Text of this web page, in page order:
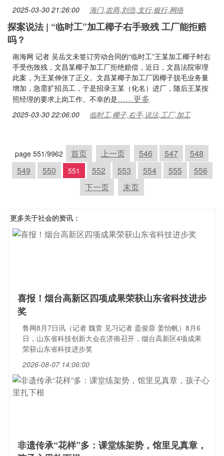
2025-03-30 21:26:00 海门,农商,刘浩,支行,银行,网络
探案说法 | “临时工”加工椰子右手致残 工厂能拒赔
吗？
南海网 记者 吴岳文未签订劳动合同的“临时工”王某加工椰子时右
手受伤致残，文昌某椰子加工厂拒绝赔偿，近日，文昌法院审理
此案，为王某伸张了正义。文昌某椰子加工厂因椰子脱毛业务量
增加，急需扩招员工，于是招录王某（化名）进厂，随后王某按
照经理的要求上岗工作。不幸的是……更多
2025-03-30 22:06:00 临时工,椰子,右手,说法,工厂,加工
page 551/9962 首页 上一页 546 547
548
549
550 551 552 553 554 555
556
下一页
末页
更多关于社会的资讯：
喜报！烟台高新区四项成果荣获山东省科技进步
奖
鲁网8月7日讯（记者 魏萱 见习记者 盖俊蓉 姜怡帆）8月6
日，山东省科技创新大会在济南召开，烟台高新区4项成果
荣获山东省科技进步奖
2026-08-07 14:06:00
非遗传承“花样”多：课堂练架势，馆里见真章，